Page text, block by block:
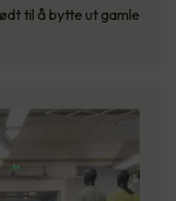
til å bytte ut gamle